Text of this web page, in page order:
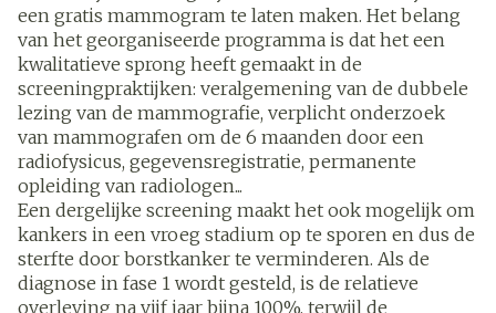
een gratis mammogram te laten maken. Het belang
van het georganiseerde programma is dat het een
kwalitatieve sprong heeft gemaakt in de
screeningpraktijken: veralgemening van de dubbele
lezing van de mammografie, verplicht onderzoek
van mammografen om de 6 maanden door een
radiofysicus, gegevensregistratie, permanente
opleiding van radiologen...
Een dergelijke screening maakt het ook mogelijk om
kankers in een vroeg stadium op te sporen en dus de
sterfte door borstkanker te verminderen. Als de
diagnose in fase 1 wordt gesteld, is de relatieve
overleving na vijf jaar bijna 100%, terwijl de